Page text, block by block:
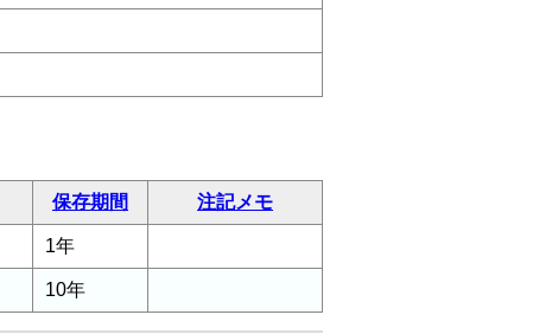
保存期間 注記メモ
1年
10年